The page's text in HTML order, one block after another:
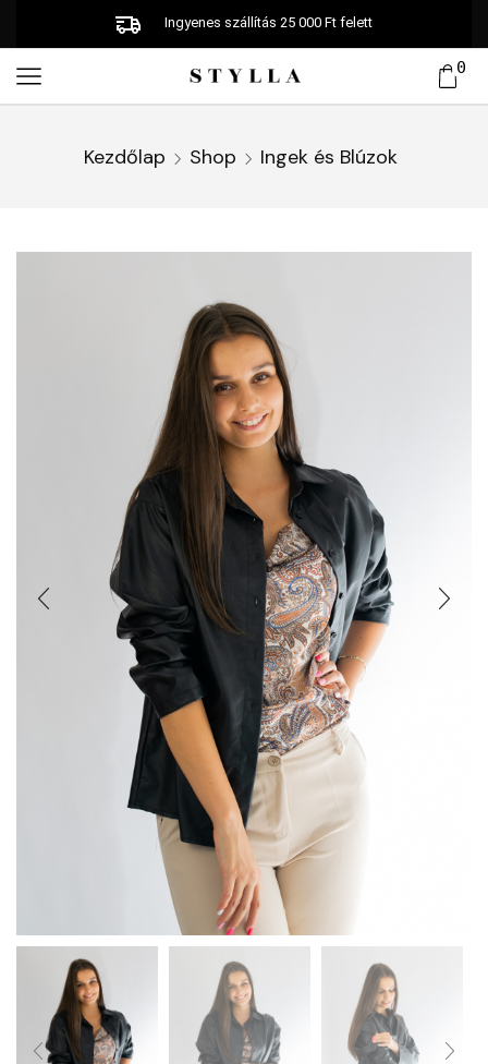
Ingyenes szállítás 25 000 Ft felett
0
Kezdőlap Shop Ingek és Blúzok